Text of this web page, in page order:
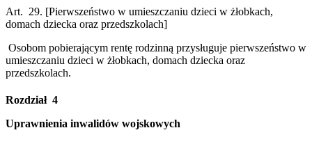
Art. 29. [Pierwszeństwo w umieszczaniu dzieci w żłobkach,
domach dziecka oraz przedszkolach]
Osobom pobierającym rentę rodzinną przysługuje pierwszeństwo w
umieszczaniu dzieci w żłobkach, domach dziecka oraz
przedszkolach.
Rozdział 4
Uprawnienia inwalidów wojskowych